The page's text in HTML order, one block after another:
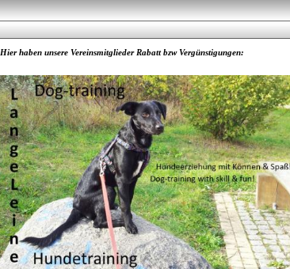
Hier haben unsere Vereinsmitglieder Rabatt bzw Vergünstigungen: